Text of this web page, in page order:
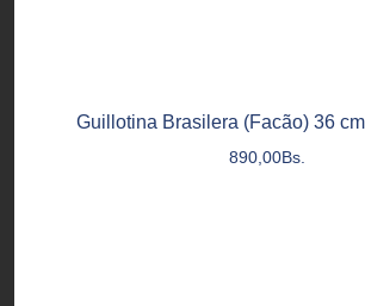
Guillotina Brasilera (Facão) 36
890,00Bs.